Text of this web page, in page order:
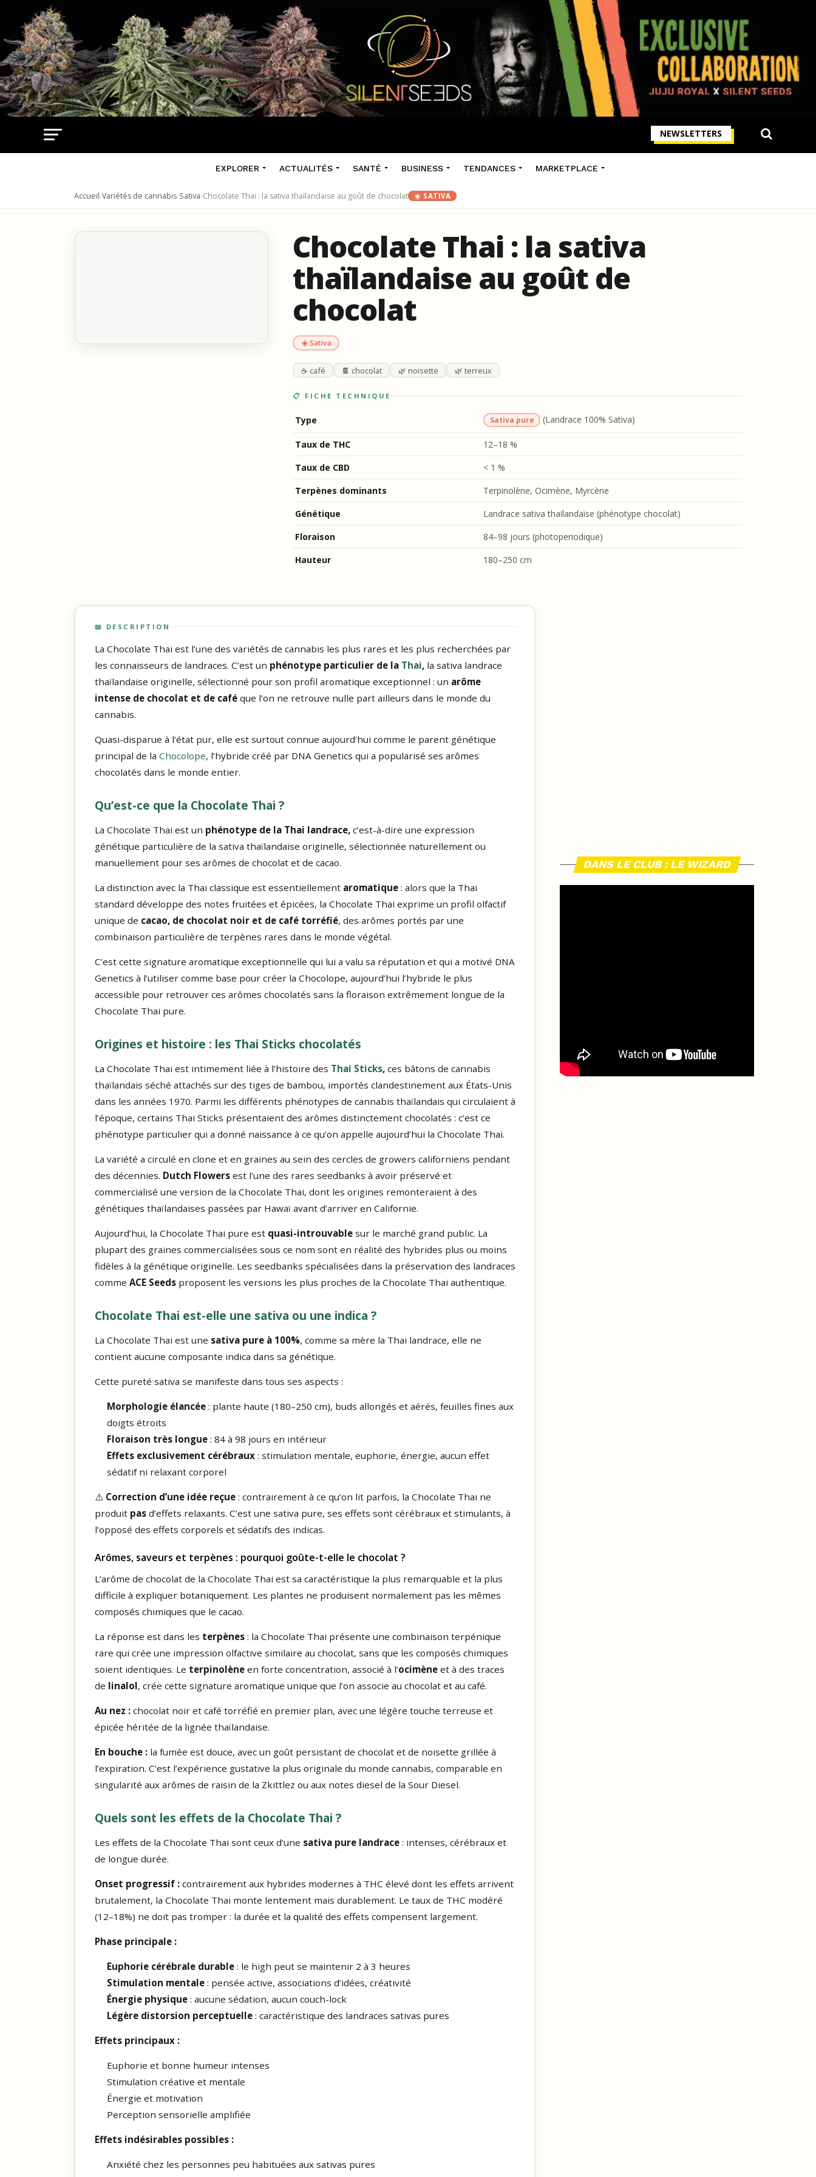
NEWSLETTERS
EXPLORER ACTUALITÉS SANTÉ BUSINESS TENDANCES MARKETPLACE
Accueil›Variétés de cannabis›Sativa›Chocolate Thai : la sativa thaïlandaise au goût de chocolat ☀️ SATIVA
Chocolate Thai : la sativa
thaïlandaise au goût de
chocolat
☀️ Sativa
☕ café 🍫 chocolat 🌿 noisette 🌿 terreux
📋 FICHE TECHNIQUE
Type Sativa pure (Landrace 100% Sativa)
Taux de THC
12–18 %
Taux de CBD
< 1 %
Terpènes dominants
Terpinolène, Ocimène, Myrcène
Génétique
Landrace sativa thaïlandaise (phénotype chocolat)
Floraison
84–98 jours (photoperiodique)
Hauteur
180–250 cm
📖 DESCRIPTION
La Chocolate Thai est l’une des variétés de cannabis les plus rares et les plus recherchées par
les connaisseurs de landraces. C’est un phénotype particulier de la Thai,la sativa landrace
thaïlandaise originelle, sélectionné pour son profil aromatique exceptionnel : un arôme
intense de chocolat et de caféque l’on ne retrouve nulle part ailleurs dans le monde du
cannabis.
Quasi-disparue à l’état pur, elle est surtout connue aujourd’hui comme le parent génétique
principal de la Chocolope, l’hybride créé par DNA Genetics qui a popularisé ses arômes
chocolatés dans le monde entier.
Qu’est-ce que la Chocolate Thai ?
La Chocolate Thai est un phénotype de la Thai landrace,c’est-à-dire une expression
génétique particulière de la sativa thaïlandaise originelle, sélectionnée naturellement ou
manuellement pour ses arômes de chocolat et de cacao.
La distinction avec la Thai classique est essentiellement aromatique: alors que la Thai
standard développe des notes fruitées et épicées, la Chocolate Thai exprime un profil olfactif
unique de cacao, de chocolat noir et de café torréfié, des arômes portés par une
combinaison particulière de terpènes rares dans le monde végétal.
C’est cette signature aromatique exceptionnelle qui lui a valu sa réputation et qui a motivé DNA
Genetics à l’utiliser comme base pour créer la Chocolope, aujourd’hui l’hybride le plus
accessible pour retrouver ces arômes chocolatés sans la floraison extrêmement longue de la
Chocolate Thai pure.
Origines et histoire : les Thai Sticks chocolatés
La Chocolate Thai est intimement liée à l’histoire des Thai Sticks,ces bâtons de cannabis
thaïlandais séché attachés sur des tiges de bambou, importés clandestinement aux États-Unis
dans les années 1970. Parmi les différents phénotypes de cannabis thaïlandais qui circulaient à
l’époque, certains Thai Sticks présentaient des arômes distinctement chocolatés : c’est ce
phénotype particulier qui a donné naissance à ce qu’on appelle aujourd’hui la Chocolate Thai.
La variété a circulé en clone et en graines au sein des cercles de growers californiens pendant
des décennies. Dutch Flowersest l’une des rares seedbanks à avoir préservé et
commercialisé une version de la Chocolate Thai, dont les origines remonteraient à des
génétiques thaïlandaises passées par Hawaï avant d’arriver en Californie.
Aujourd’hui, la Chocolate Thai pure est quasi-introuvablesur le marché grand public. La
plupart des graines commercialisées sous ce nom sont en réalité des hybrides plus ou moins
fidèles à la génétique originelle. Les seedbanks spécialisées dans la préservation des landraces
comme ACE Seedsproposent les versions les plus proches de la Chocolate Thai authentique.
Chocolate Thai est-elle une sativa ou une indica ?
La Chocolate Thai est une sativa pure à 100%, comme sa mère la Thai landrace, elle ne
contient aucune composante indica dans sa génétique.
Cette pureté sativa se manifeste dans tous ses aspects :
Morphologie élancée: plante haute (180–250 cm), buds allongés et aérés, feuilles fines aux
doigts étroits
Floraison très longue: 84 à 98 jours en intérieur
Effets exclusivement cérébraux: stimulation mentale, euphorie, énergie, aucun effet
sédatif ni relaxant corporel
⚠️ Correction d’une idée reçue: contrairement à ce qu’on lit parfois, la Chocolate Thai ne
produit pasd’effets relaxants. C’est une sativa pure, ses effets sont cérébraux et stimulants, à
l’opposé des effets corporels et sédatifs des indicas.
Arômes, saveurs et terpènes : pourquoi goûte-t-elle le chocolat ?
L’arôme de chocolat de la Chocolate Thai est sa caractéristique la plus remarquable et la plus
difficile à expliquer botaniquement. Les plantes ne produisent normalement pas les mêmes
composés chimiques que le cacao.
La réponse est dans les terpènes: la Chocolate Thai présente une combinaison terpénique
rare qui crée une impression olfactive similaire au chocolat, sans que les composés chimiques
soient identiques. Le terpinolèneen forte concentration, associé à l’ocimèneet à des traces
de linalol, crée cette signature aromatique unique que l’on associe au chocolat et au café.
Au nez :chocolat noir et café torréfié en premier plan, avec une légère touche terreuse et
épicée héritée de la lignée thaïlandaise.
En bouche :la fumée est douce, avec un goût persistant de chocolat et de noisette grillée à
l’expiration. C’est l’expérience gustative la plus originale du monde cannabis, comparable en
singularité aux arômes de raisin de la Zkittlez ou aux notes diesel de la Sour Diesel.
Quels sont les effets de la Chocolate Thai ?
Les effets de la Chocolate Thai sont ceux d’une sativa pure landrace : intenses, cérébraux et
de longue durée.
Onset progressif :contrairement aux hybrides modernes à THC élevé dont les effets arrivent
brutalement, la Chocolate Thai monte lentement mais durablement. Le taux de THC modéré
(12–18%) ne doit pas tromper : la durée et la qualité des effets compensent largement.
Phase principale :
Euphorie cérébrale durable: le high peut se maintenir 2 à 3 heures
Stimulation mentale: pensée active, associations d’idées, créativité
Énergie physique: aucune sédation, aucun couch-lock
Légère distorsion perceptuelle: caractéristique des landraces sativas pures
Effets principaux :
Euphorie et bonne humeur intenses
Stimulation créative et mentale
Énergie et motivation
Perception sensorielle amplifiée
Effets indésirables possibles :
Anxiété chez les personnes peu habituées aux sativas pures
DANS LE CLUB : LE WIZARD